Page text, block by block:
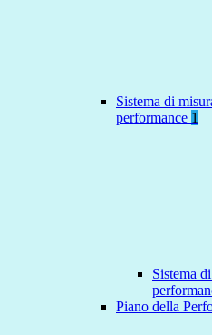
Sistema di
performance 1
Sistema
Piano della